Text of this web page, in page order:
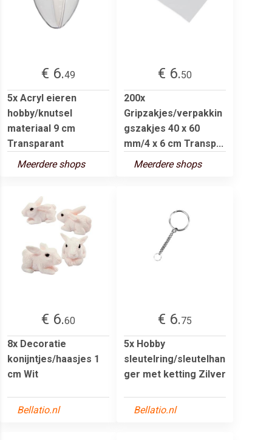
€ 6.49
5x Acryl eieren
hobby/knutsel
materiaal 9 cm
Transparant
Meerdere shops
€ 6.50
200x
Gripzakjes/verpakkin
gszakjes 40 x 60
mm/4 x 6 cm Transp...
Meerdere shops
€ 6.60
8x Decoratie
konijntjes/haasjes 1
cm Wit
Bellatio.nl
€ 6.75
5x Hobby
sleutelring/sleutelhan
ger met ketting Zilver
Bellatio.nl